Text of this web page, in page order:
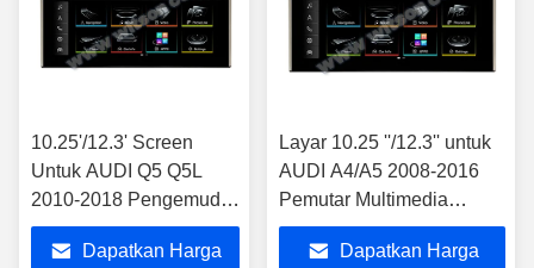
10.25'/12.3' Screen
Untuk AUDI Q5 Q5L
2010-2018 Pengemudi
Tangan KiriAndroid
Multimedia Player
Dapatkan Harga
Layar 10.25 ''/12.3'' untuk
AUDI A4/A5 2008-2016
Pemutar Multimedia
Android Driver Tangan Kiri
Dapatkan Harga